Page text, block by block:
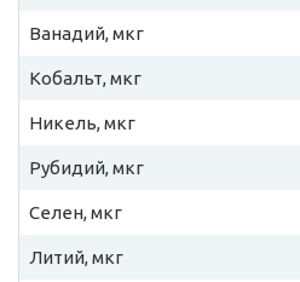
Ванадий, мкг
Кобальт, мкг
Никель, мкг
Рубидий, мкг
Селен, мкг
Литий, мкг